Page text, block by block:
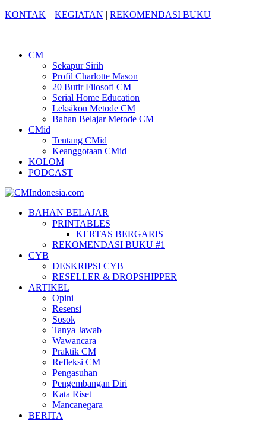
KONTAK | KEGIATAN | REKOMENDASI BUKU |
CM
Sekapur Sirih
Profil Charlotte Mason
20 Butir Filosofi CM
Serial Home Education
Leksikon Metode CM
Bahan Belajar Metode CM
CMid
Tentang CMid
Keanggotaan CMid
KOLOM
PODCAST
BAHAN BELAJAR
PRINTABLES
KERTAS BERGARIS
REKOMENDASI BUKU #1
CYB
DESKRIPSI CYB
RESELLER & DROPSHIPPER
ARTIKEL
Opini
Resensi
Sosok
Tanya Jawab
Wawancara
Praktik CM
Refleksi CM
Pengasuhan
Pengembangan Diri
Kata Riset
Mancanegara
BERITA